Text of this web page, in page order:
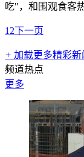
吃"，和围观食客
1 2下一页
+ 加载更多精彩新
频道热点
更多